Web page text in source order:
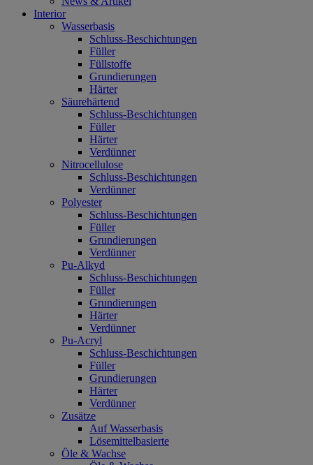
Interior
Wasserbasis
Schluss-Beschichtungen
Füller
Füllstoffe
Grundierungen
Härter
Säurehärtend
Schluss-Beschichtungen
Füller
Härter
Verdünner
Nitrocellulose
Schluss-Beschichtungen
Verdünner
Polyester
Schluss-Beschichtungen
Füller
Grundierungen
Verdünner
Pu-Alkyd
Schluss-Beschichtungen
Füller
Grundierungen
Härter
Verdünner
Pu-Acryl
Schluss-Beschichtungen
Füller
Grundierungen
Härter
Verdünner
Zusätze
Auf Wasserbasis
Lösemittelbasierte
Öle & Wachse